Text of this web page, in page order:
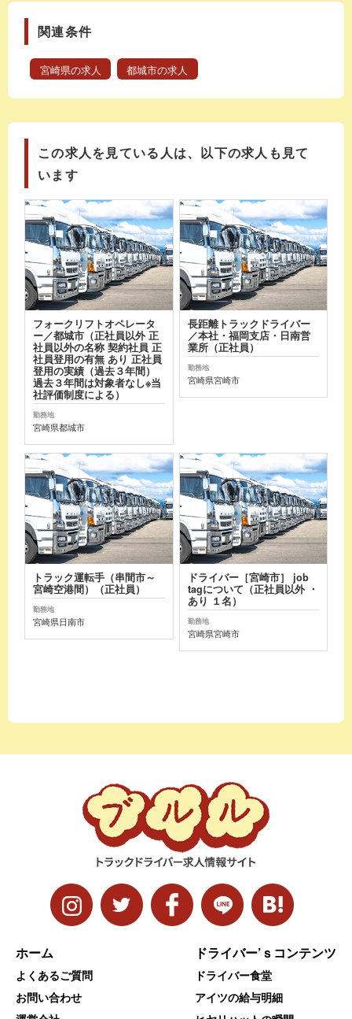
関連条件
宮崎県の求人 都城市の求人
この求人を見ている人は、以下の求人も見て
います
フォークリフトオペレータ
ー／都城市（正社員以外 正
社員以外の名称 契約社員 正
社員登用の有無 あり 正社員
登用の実績（過去３年間）
過去３年間は対象者なし※当
社評価制度による）
勤務地
宮崎県都城市
長距離トラックドライバー
／本社・福岡支店・日南営
業所（正社員）
勤務地
宮崎県宮崎市
トラック運転手（串間市～
宮崎空港間）（正社員）
勤務地
宮崎県日南市
ドライバー［宮崎市］ job
tagについて（正社員以外 ・
あり １名）
勤務地
宮崎県宮崎市
ホーム
よくあるご質問
お問い合わせ
ドライバー’ｓコンテンツ
ドライバー食堂
アイツの給与明細